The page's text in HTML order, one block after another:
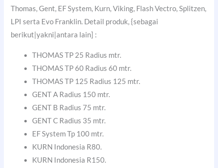
Thomas, Gent, EF System, Kurn, Viking, Flash Vectro, Splitzen,
LPI serta Evo Franklin. Detail produk, {sebagai
berikut|yakni|antara lain] :
THOMAS TP 25 Radius mtr.
THOMAS TP 60 Radius 60 mtr.
THOMAS TP 125 Radius 125 mtr.
GENT A Radius 150 mtr.
GENT B Radius 75 mtr.
GENT C Radius 35 mtr.
EF System Tp 100 mtr.
KURN Indonesia R80.
KURN Indonesia R150.